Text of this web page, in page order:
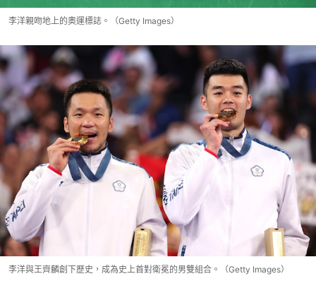
李洋親吻地上的奧運標誌。（Getty Images）
李洋與王齊麟創下歷史，成為史上首對衛冕的男雙組合。（Getty Images）